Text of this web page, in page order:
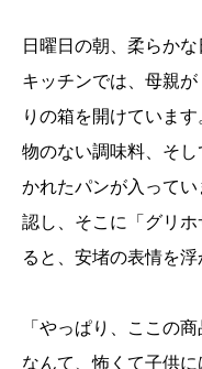
日曜日の朝、柔らか
キッチンでは、母親
りの箱を開けていま
物のない調味料、そ
かれたパンが入って
認し、そこに「グリ
ると、安堵の表情を浮
「やっぱり、ここの
なんて、怖くて子供に